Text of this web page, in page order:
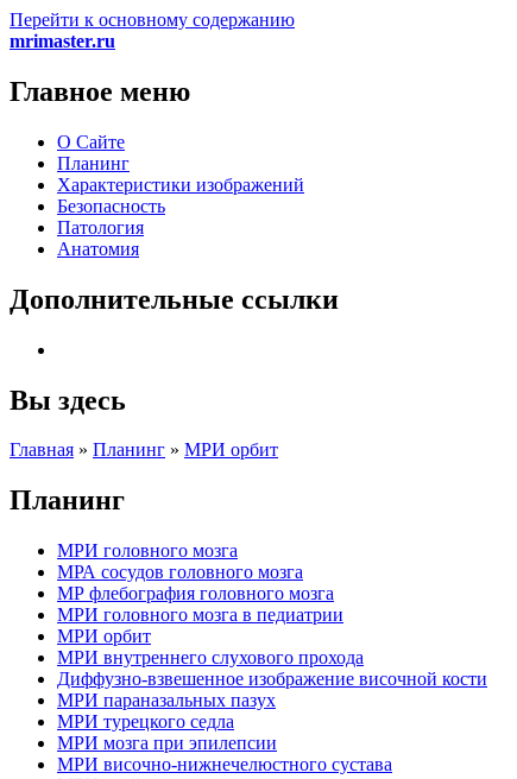
Перейти к основному содержанию
mrimaster.ru
Главное меню
О Сайте
Планинг
Характеристики изображений
Безопасность
Патология
Анатомия
Дополнительные ссылки
Вы здесь
Главная » Планинг » МРИ орбит
Планинг
МРИ головного мозга
МРА сосудов головного мозга
МР флебография головного мозга
МРИ головного мозга в педиатрии
МРИ орбит
МРИ внутреннего слухового прохода
Диффузно-взвешенное изображение височной кости
МРИ параназальных пазух
МРИ турецкого седла
МРИ мозга при эпилепсии
МРИ височно-нижнечелюстного сустава